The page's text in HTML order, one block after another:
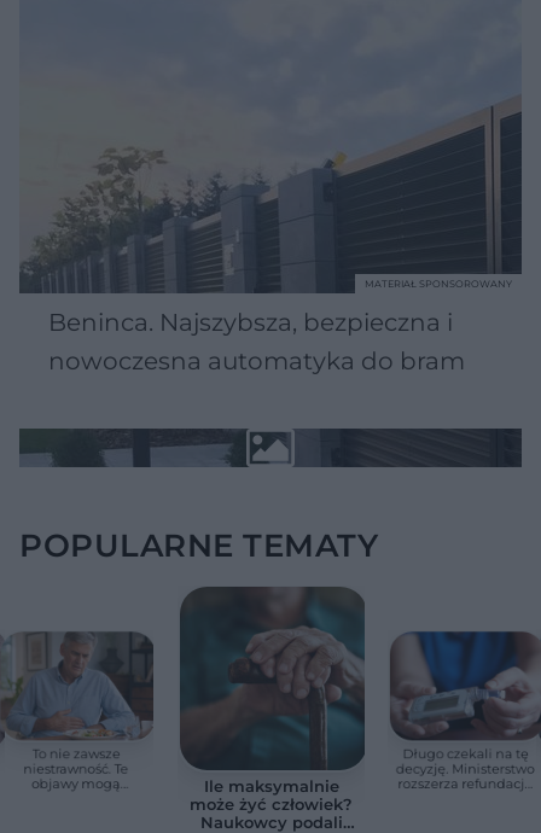
Beninca. Najszybsza, bezpieczna i
nowoczesna automatyka do bram
MATERIAŁ SPONSOROWANY
POPULARNE TEMATY
To nie zawsze
niestrawność. Te
objawy mogą
Ile maksymalnie
może żyć człowiek?
Naukowcy podali
Długo czekali na tę
decyzję. Ministerstwo
rozszerza refundację